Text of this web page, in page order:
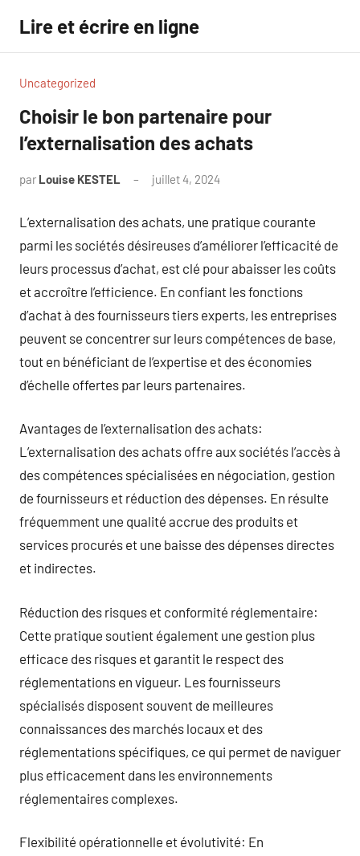
contenu
Lire et écrire en ligne
Uncategorized
Choisir le bon partenaire pour
l’externalisation des achats
par Louise KESTEL juillet 4, 2024
L’externalisation des achats, une pratique courante
parmi les sociétés désireuses d’améliorer l’efficacité de
leurs processus d’achat, est clé pour abaisser les coûts
et accroître l’efficience. En confiant les fonctions
d’achat à des fournisseurs tiers experts, les entreprises
peuvent se concentrer sur leurs compétences de base,
tout en bénéficiant de l’expertise et des économies
d’échelle offertes par leurs partenaires.
Avantages de l’externalisation des achats:
L’externalisation des achats offre aux sociétés l’accès à
des compétences spécialisées en négociation, gestion
de fournisseurs et réduction des dépenses. En résulte
fréquemment une qualité accrue des produits et
services procurés et une baisse des dépenses directes
et indirectes.
Réduction des risques et conformité réglementaire:
Cette pratique soutient également une gestion plus
efficace des risques et garantit le respect des
réglementations en vigueur. Les fournisseurs
spécialisés disposent souvent de meilleures
connaissances des marchés locaux et des
réglementations spécifiques, ce qui permet de naviguer
plus efficacement dans les environnements
réglementaires complexes.
Flexibilité opérationnelle et évolutivité: En